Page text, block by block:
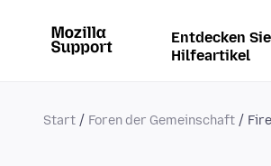
Entdecken Sie
Hilfeartikel
Start Foren der Gemeinschaft